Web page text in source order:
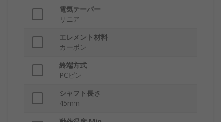
電気テーパー
リニア
エレメント材料
カーボン
終端方式
PCピン
シャフト長さ
45mm